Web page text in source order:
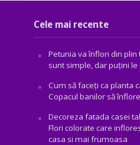
Cele mai recente
Petunia va înflori din plin
sunt simple, dar puțini le
Cum să faceți ca planta
Copacul banilor să
Decoreza fatada casei
Flori colorate care
casa si mai frumoasa